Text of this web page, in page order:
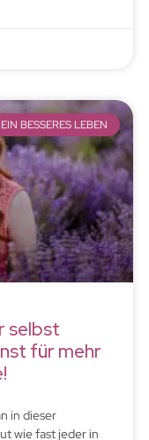
BESSERES LEBEN
selbst
für mehr
in dieser
wie fast jeder in